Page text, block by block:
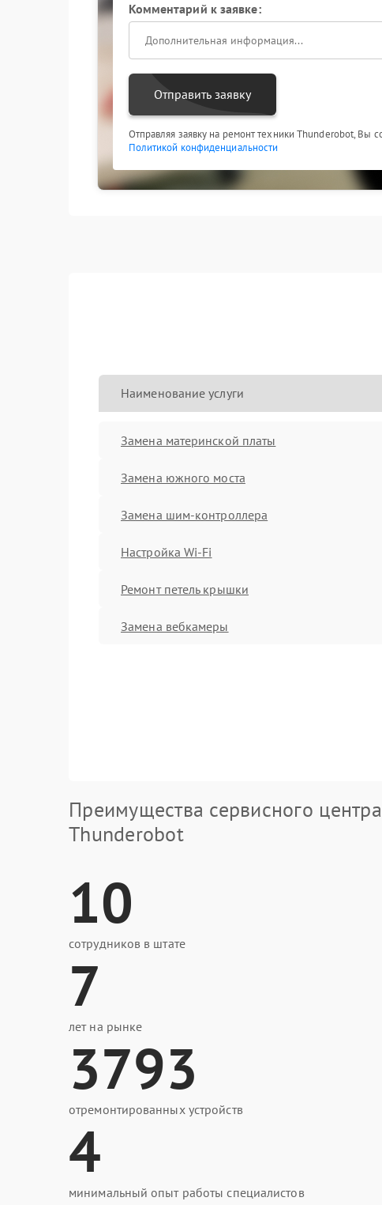
Комментарий к заявке:
Отправить заявку
Отправляя заявку на ремонт техники Thunderobot, Вы
Политикой конфиденциальности
Наименование услуги
Замена материнской платы
Замена южного моста
Замена шим-контроллера
Настройка Wi-Fi
Ремонт петель крышки
Замена вебкамеры
Преимущества сервисного центра
Thunderobot
10
сотрудников в штате
7
лет на рынке
3793
отремонтированных устройств
4
минимальный опыт работы специалистов